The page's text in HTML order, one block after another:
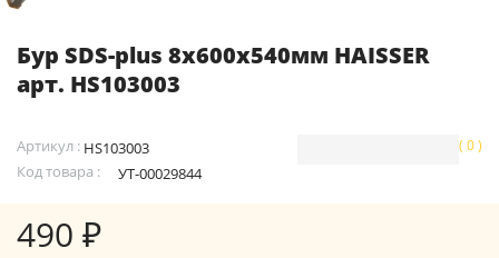
Бур SDS-plus 8х600х540мм HAISSER
арт. HS103003
Артикул : HS103003
Код товара :
УТ-00029844
( 0 )
490 ₽